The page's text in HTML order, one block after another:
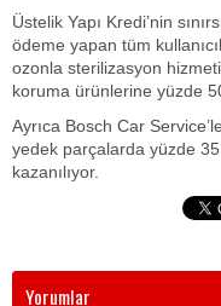
Üstelik Yapı Kredi’nin
ödeme yapan tüm
ozonla sterilizasyon
koruma ürünlerine yüzde
Ayrıca Bosch Car
yedek parçalarda yüzde
kazanılıyor.
Yorumlar